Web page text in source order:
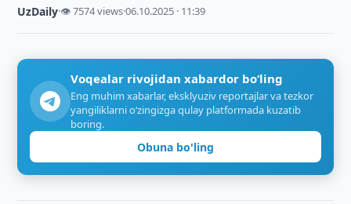
UzDaily·👁 7574 views·06.10.2025 · 11:39
Voqealar rivojidan xabardor bo‘ling
Eng muhim xabarlar, eksklyuziv reportajlar va tezkor
yangiliklarni o‘zingizga qulay platformada kuzatib
boring.
Obuna bo'ling